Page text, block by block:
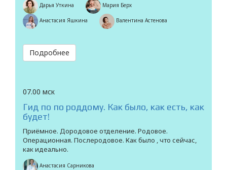
Дарья Уткина Мария Берх
Анастасия Яшкина Валентина Астенова
Подробнее
07.00 мск
Гид по по роддому. Как было, как есть, как
будет!
Приёмное. Дородовое отделение. Родовое.
Операционная. Послеродовое. Как было , что сейчас,
как идеально.
Анастасия Сарникова